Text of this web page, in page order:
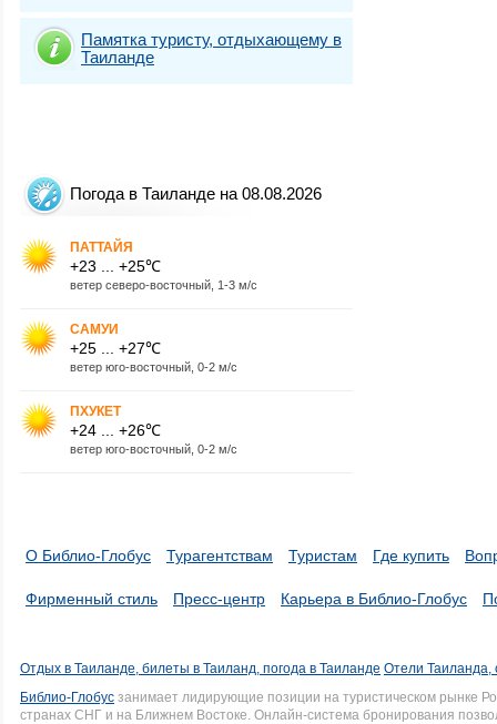
Памятка туристу, отдыхающему в
Таиланде
Погода в Таиланде на 08.08.2026
ПАТТАЙЯ
+23 ... +25℃
ветер северо-восточный, 1-3 м/с
САМУИ
+25 ... +27℃
ветер юго-восточный, 0-2 м/с
ПХУКЕТ
+24 ... +26℃
ветер юго-восточный, 0-2 м/с
О Библио-Глобус Турагентствам Туристам Где купить
Фирменный стиль Пресс-центр Карьера в Библио-Глобус
Отдых в Таиланде, билеты в Таиланд, погода в Таиланде Отели Таиланда,
Библио-Глобус занимает лидирующие позиции на туристическом рынке
странах СНГ и на Ближнем Востоке. Онлайн-система бронирования